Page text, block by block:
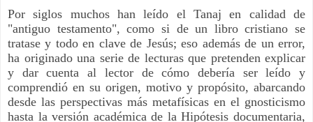
Por siglos muchos han leído el Tanaj en calidad de
"antiguo testamento", como si de un libro cristiano se
tratase y todo en clave de Jesús; eso además de un error,
ha originado una serie de lecturas que pretenden explicar
y dar cuenta al lector de cómo debería ser leído y
comprendió en su origen, motivo y propósito, abarcando
desde las perspectivas más metafísicas en el gnosticismo
hasta la versión académica de la Hipótesis documentaria,